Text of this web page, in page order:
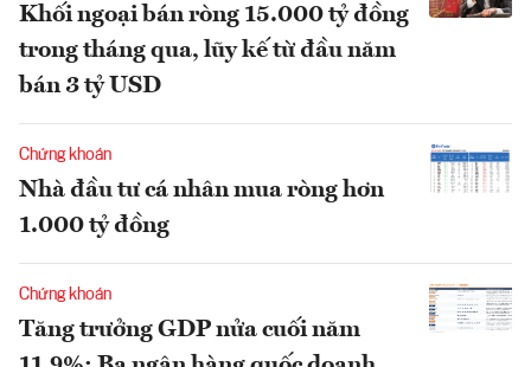
Khối ngoại bán ròng 15.000 tỷ đồng
trong tháng qua, lũy kế từ đầu năm
bán 3 tỷ USD
Chứng khoán
Nhà đầu tư cá nhân mua ròng hơn
1.000 tỷ đồng
Chứng khoán
Tăng trưởng GDP nửa cuối năm